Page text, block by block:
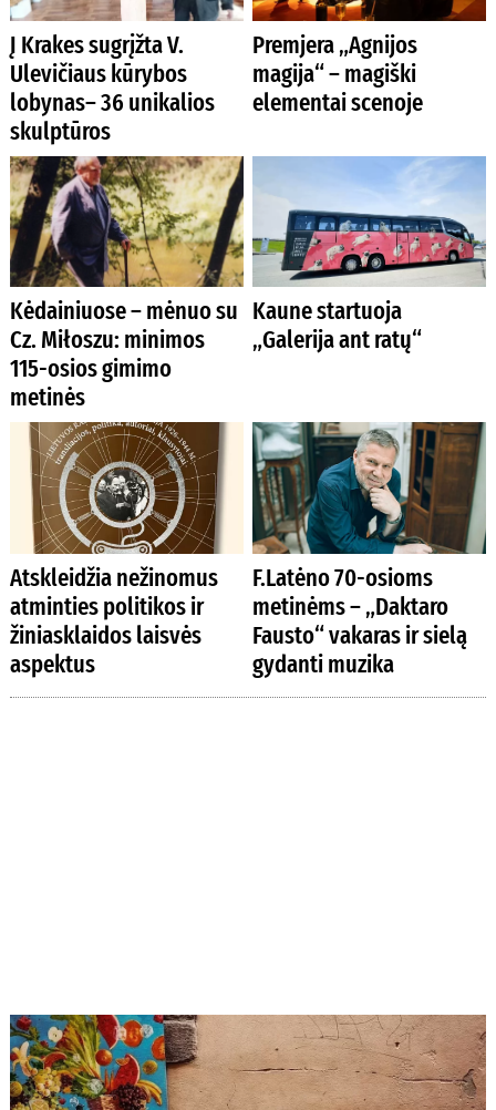
Į Krakes sugrįžta V.
Ulevičiaus kūrybos
lobynas– 36 unikalios
skulptūros
Premjera „Agnijos
magija“ – magiški
elementai scenoje
Kėdainiuose – mėnuo su
Cz. Miłoszu: minimos
115-osios gimimo
metinės
Kaune startuoja
„Galerija ant ratų“
Atskleidžia nežinomus
atminties politikos ir
žiniasklaidos laisvės
aspektus
F.Latėno 70-osioms
metinėms – „Daktaro
Fausto“ vakaras ir sielą
gydanti muzika